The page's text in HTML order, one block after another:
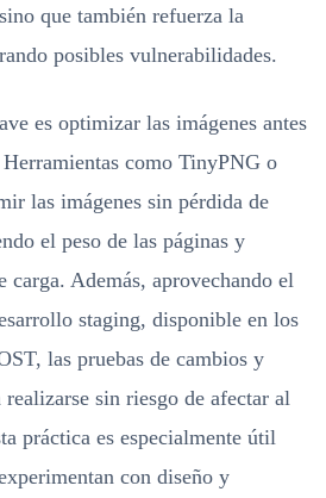
que también refuerza la
posibles vulnerabilidades.
es optimizar las imágenes antes
como TinyPNG o
las imágenes sin pérdida de
el peso de las páginas y
carga. Además, aprovechando el
staging, disponible en los
las pruebas de cambios y
sin riesgo de afectar al
práctica es especialmente útil
con diseño y